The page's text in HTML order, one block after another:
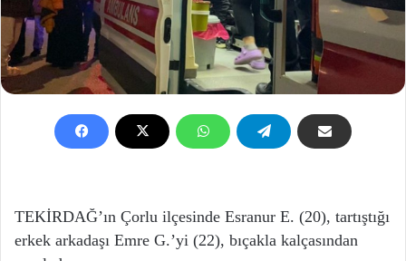
TEKİRDAĞ’ın Çorlu ilçesinde Esranur E. (20), tartıştığı
erkek arkadaşı Emre G.’yi (22), bıçakla kalçasından